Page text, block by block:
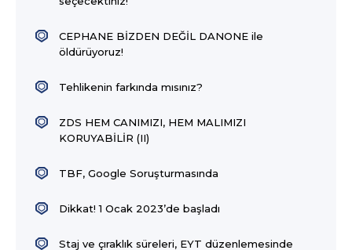
CEPHANE BİZDEN DEĞİL DANONE ile
öldürüyoruz!
Tehlikenin farkında mısınız?
ZDS HEM CANIMIZI, HEM MALIMIZI
KORUYABİLİR (II)
TBF, Google Soruşturmasında
Dikkat! 1 Ocak 2023’de başladı
Staj ve çıraklık süreleri, EYT düzenlemesinde